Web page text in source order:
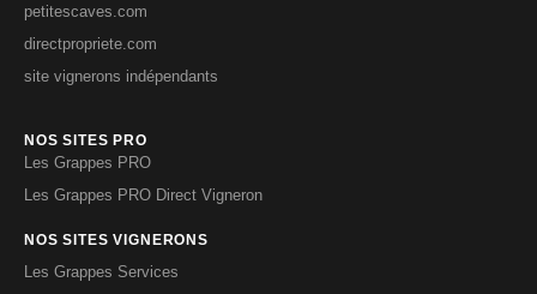
petitescaves.com
directpropriete.com
site vignerons indépendants
NOS SITES PRO
Les Grappes PRO
Les Grappes PRO Direct Vigneron
NOS SITES VIGNERONS
Les Grappes Services